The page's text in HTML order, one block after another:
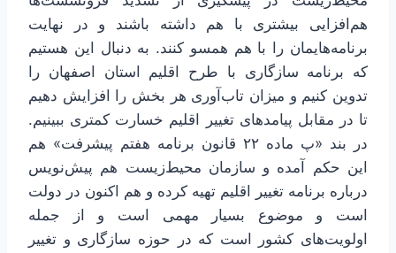
هم‌افزایی بیشتری با هم داشته باشند و در نهایت
برنامه‌هایمان را با هم همسو کنند. به دنبال این هستیم
که برنامه سازگاری با طرح اقلیم استان اصفهان را
تدوین کنیم و میزان تاب‌آوری هر بخش را افزایش دهیم
تا در مقابل پیامدهای تغییر اقلیم خسارت کمتری ببینیم.
در بند «پ ماده ۲۲ قانون برنامه هفتم پیشرفت» هم
این حکم آمده و سازمان محیط‌زیست هم پیش‌نویس
درباره برنامه تغییر اقلیم تهیه کرده و هم اکنون در دولت
است و موضوع بسیار مهمی است و از جمله
اولویت‌های کشور است که در حوزه سازگاری و تغییر